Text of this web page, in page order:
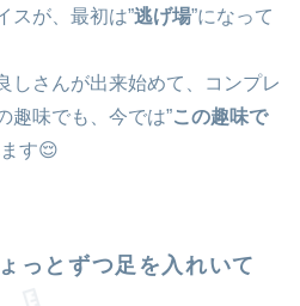
スが、最初は”逃げ場”になって
しさんが出来始めて、コンプレ
趣味でも、今では”この趣味で
す😌
っとずつ足を入れいて